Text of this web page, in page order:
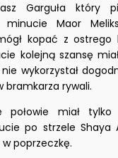
Garguła który
Maor
kopać z
kolejną szansę
wykorzystał
bramkarza rywali.
połowie miał
po strzele Shaya
poprzeczkę.